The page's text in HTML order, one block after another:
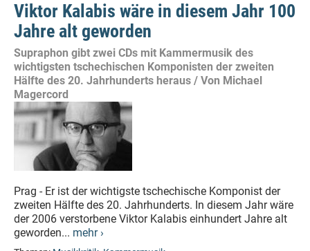
Viktor Kalabis wäre in diesem Jahr 100
Jahre alt geworden
Supraphon gibt zwei CDs mit Kammermusik des
wichtigsten tschechischen Komponisten der zweiten
Hälfte des 20. Jahrhunderts heraus / Von Michael
Magercord
Prag - Er ist der wichtigste tschechische Komponist der
zweiten Hälfte des 20. Jahrhunderts. In diesem Jahr wäre
der 2006 verstorbene Viktor Kalabis einhundert Jahre alt
geworden... mehr ›